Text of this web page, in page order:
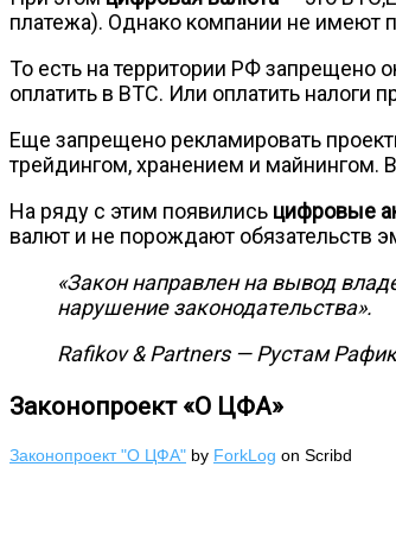
платежа). Однако компании не имеют
То есть на территории РФ запрещено
оплатить в BTC. Или оплатить налоги
Еще запрещено рекламировать
трейдингом, хранением и майнингом.
На ряду с этим появились цифровые
валют и не порождают обязательств
«Закон направлен на вывод
нарушение законодательства».
Rafikov & Partners — Рустам
Законопроект «О ЦФА»
Законопроект "О ЦФА" by ForkLog on Scribd